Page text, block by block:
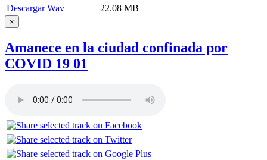
Descargar Wav 22.08 MB
×
Amanece en la ciudad confinada por
COVID 19 01